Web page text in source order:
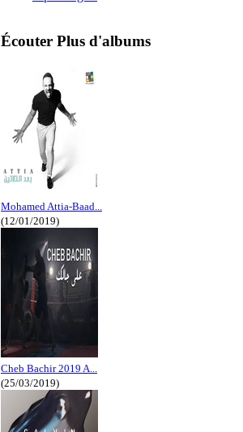
Écouter Plus d'albums
Mohamed Attia-Baad...
(12/01/2019)
Cheb Bachir 2019 A...
(25/03/2019)